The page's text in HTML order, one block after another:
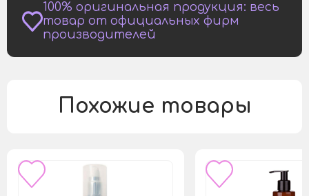
100% оригинальная продукция: весь
товар от официальных фирм
производителей
Похожие товары